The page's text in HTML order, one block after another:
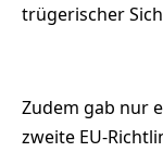
trügerischer
Zudem gab nur
zweite EU-